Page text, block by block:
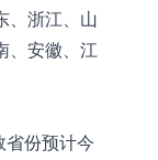
、浙江、山
、安徽、江
省份预计今